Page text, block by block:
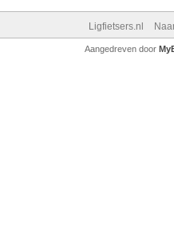
Ligfietsers.nl
Aangedreven door